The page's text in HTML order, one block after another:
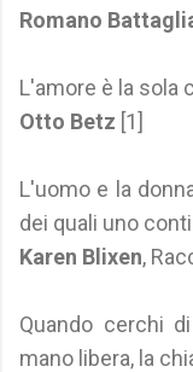
Romano
L'amore è la sola
Otto Betz [1]
L'uomo e la
dei quali uno
Karen Blixen,
Quando cerchi
mano libera, la